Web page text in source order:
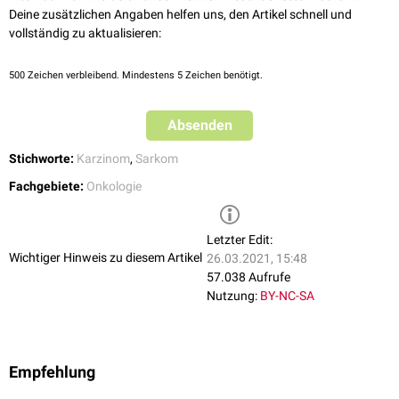
Deine zusätzlichen Angaben helfen uns, den Artikel schnell und
vollständig zu aktualisieren:
500 Zeichen verbleibend. Mindestens 5 Zeichen benötigt.
Absenden
Stichworte: Karzinom, Sarkom
Fachgebiete: Onkologie
Wichtiger Hinweis zu diesem Artikel
Letzter Edit:
26.03.2021, 15:48
57.038 Aufrufe
Nutzung: BY-NC-SA
Empfehlung